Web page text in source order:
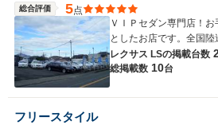
総合評価 5点
ＶＩＰセダン専門店！
としたお店です。全国陸
レクサス LSの掲載台数
総掲載数 10台
フリースタイル